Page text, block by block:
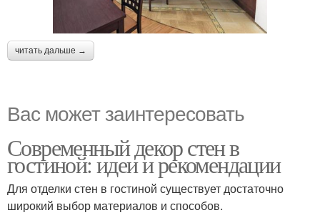
читать дальше →
Вас может заинтересовать
Современный декор стен в
гостиной: идеи и рекомендации
Для отделки стен в гостиной существует достаточно
широкий выбор материалов и способов.